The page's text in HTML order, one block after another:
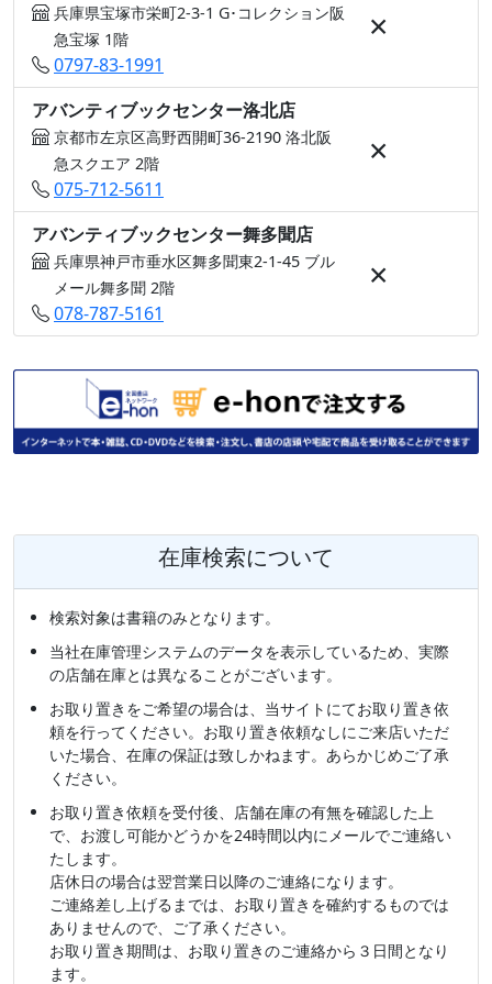
兵庫県宝塚市栄町2-3-1 G･コレクション阪
急宝塚 1階
0797-83-1991
×
アバンティブックセンター洛北店
京都市左京区高野西開町36-2190 洛北阪
急スクエア 2階
075-712-5611
×
アバンティブックセンター舞多聞店
兵庫県神戸市垂水区舞多聞東2-1-45 ブル
メール舞多聞 2階
078-787-5161
×
在庫検索について
検索対象は書籍のみとなります。
当社在庫管理システムのデータを表示しているため、実際
の店舗在庫とは異なることがございます。
お取り置きをご希望の場合は、当サイトにてお取り置き依
頼を行ってください。お取り置き依頼なしにご来店いただ
いた場合、在庫の保証は致しかねます。あらかじめご了承
ください。
お取り置き依頼を受付後、店舗在庫の有無を確認した上
で、お渡し可能かどうかを24時間以内にメールでご連絡い
たします。
店休日の場合は翌営業日以降のご連絡になります。
ご連絡差し上げるまでは、お取り置きを確約するものでは
ありませんので、ご了承ください。
お取り置き期間は、お取り置きのご連絡から３日間となり
ます。